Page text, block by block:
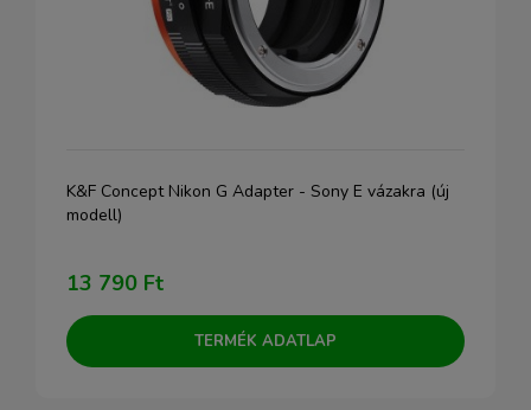
K&F Concept Nikon G Adapter - Sony E vázakra (új
modell)
13 790 Ft
TERMÉK ADATLAP